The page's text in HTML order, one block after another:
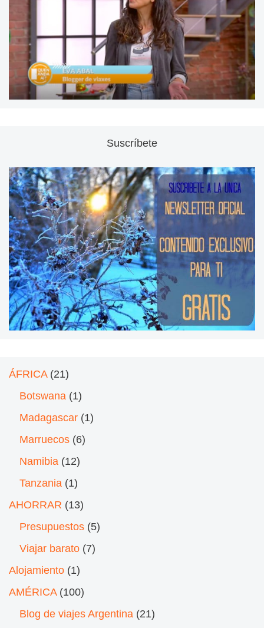
Suscríbete
ÁFRICA(21)
Botswana (1)
Madagascar (1)
Marruecos (6)
Namibia (12)
Tanzania (1)
AHORRAR (13)
Presupuestos (5)
Viajar barato (7)
Alojamiento (1)
AMÉRICA(100)
Blog de viajes Argentina (21)